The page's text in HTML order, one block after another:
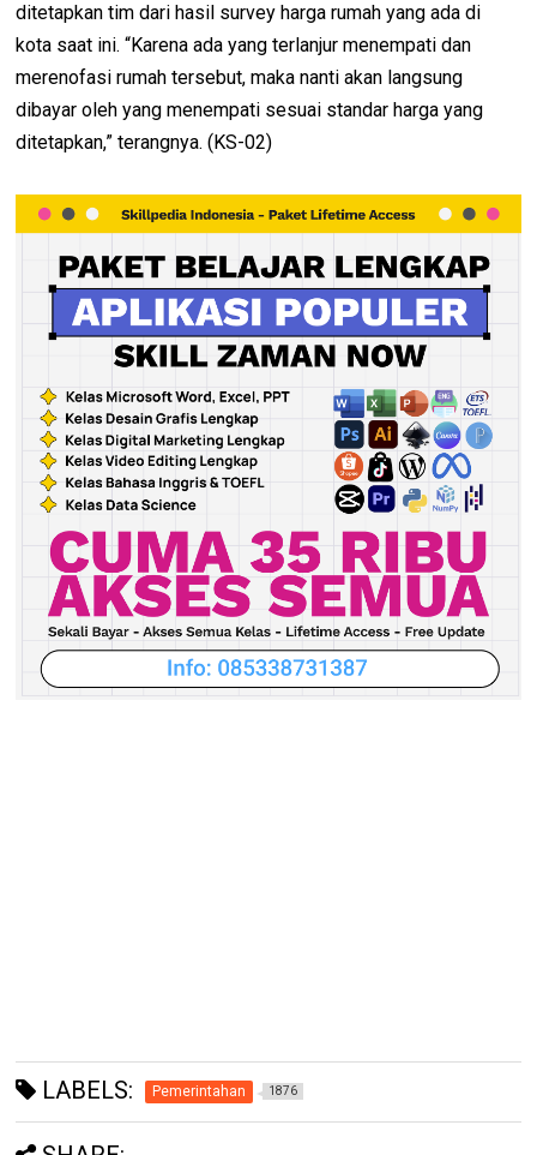
ditetapkan tim dari hasil survey harga rumah yang ada di
kota saat ini. “Karena ada yang terlanjur menempati dan
merenofasi rumah tersebut, maka nanti akan langsung
dibayar oleh yang menempati sesuai standar harga yang
ditetapkan,” terangnya. (KS-02)
LABELS: Pemerintahan 1876